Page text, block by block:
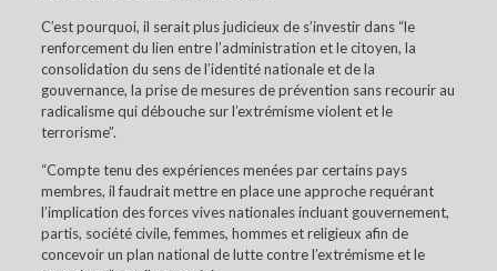
C’est pourquoi, il serait plus judicieux de s’investir dans “le
renforcement du lien entre l’administration et le citoyen, la
consolidation du sens de l’identité nationale et de la
gouvernance, la prise de mesures de prévention sans recourir au
radicalisme qui débouche sur l’extrémisme violent et le
terrorisme”.
“Compte tenu des expériences menées par certains pays
membres, il faudrait mettre en place une approche requérant
l’implication des forces vives nationales incluant gouvernement,
partis, société civile, femmes, hommes et religieux afin de
concevoir un plan national de lutte contre l’extrémisme et le